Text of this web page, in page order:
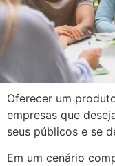
Oferecer um
empresas que
seus públicos e se
Em um cenário